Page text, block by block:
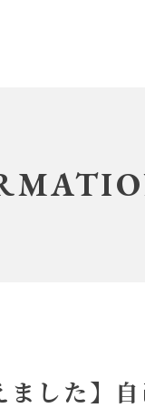
した】